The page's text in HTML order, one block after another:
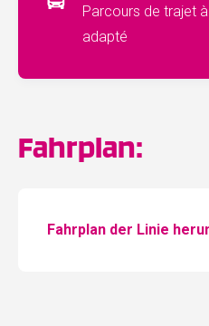
Parcours de trajet
adapté
Fahrplan:
Fahrplan der Linie